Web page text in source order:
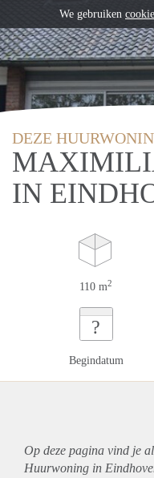
DEZE
IN
110 m2
?
Begindatum
Op deze pagina vind je
Huurwoning in
We gebruiken